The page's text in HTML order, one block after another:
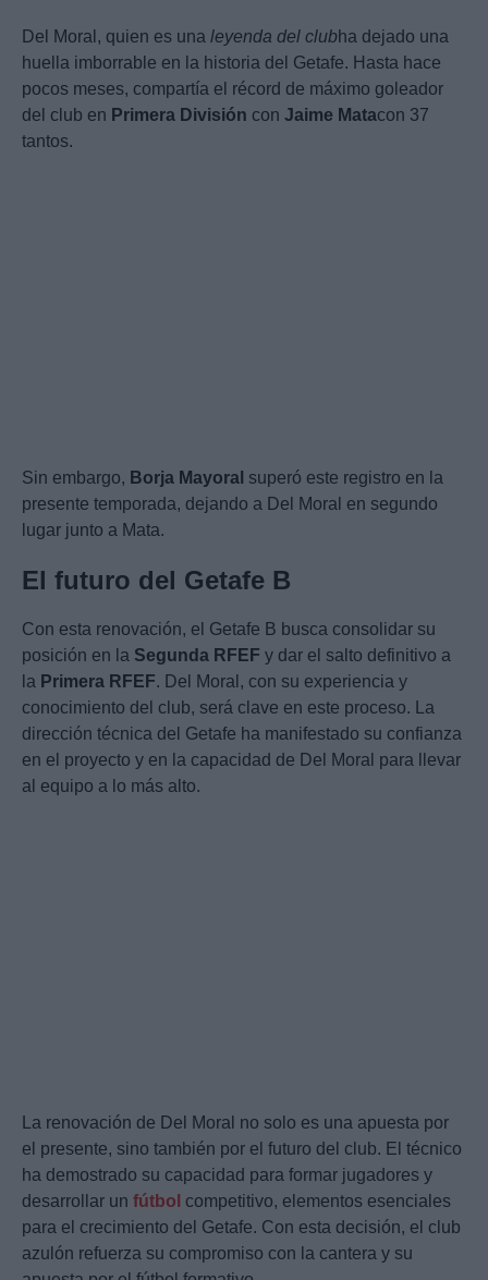
Del Moral, quien es una leyenda del club ha dejado una
huella imborrable en la historia del Getafe. Hasta hace
pocos meses, compartía el récord de máximo goleador
del club en Primera División con Jaime Matacon 37
tantos.
Sin embargo, Borja Mayoral superó este registro en la
presente temporada, dejando a Del Moral en segundo
lugar junto a Mata.
El futuro del Getafe B
Con esta renovación, el Getafe B busca consolidar su
posición en la Segunda RFEF y dar el salto definitivo a
la Primera RFEF. Del Moral, con su experiencia y
conocimiento del club, será clave en este proceso. La
dirección técnica del Getafe ha manifestado su confianza
en el proyecto y en la capacidad de Del Moral para llevar
al equipo a lo más alto.
La renovación de Del Moral no solo es una apuesta por
el presente, sino también por el futuro del club. El técnico
ha demostrado su capacidad para formar jugadores y
desarrollar un fútbol competitivo, elementos esenciales
para el crecimiento del Getafe. Con esta decisión, el club
azulón refuerza su compromiso con la cantera y su